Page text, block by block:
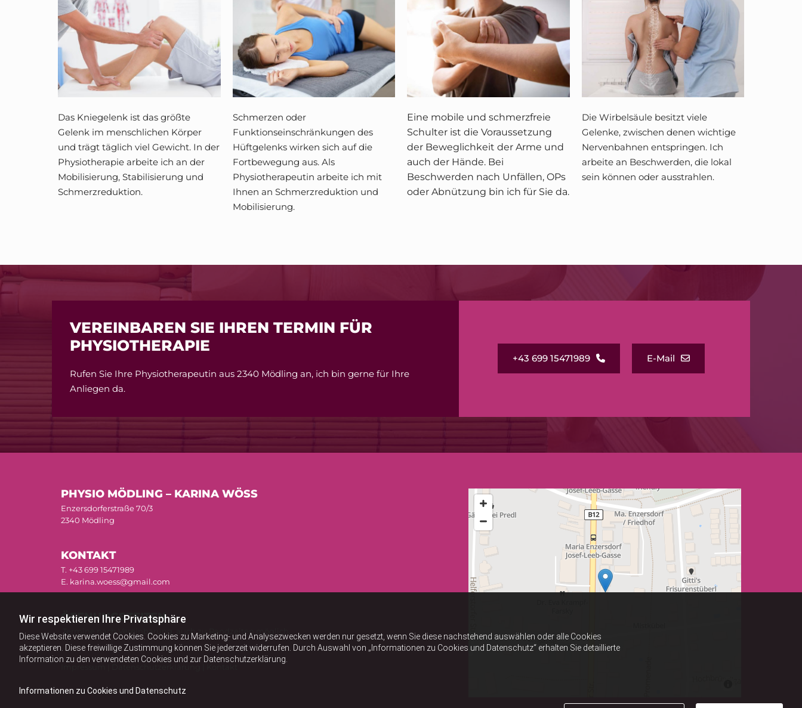
Wir respektieren Ihre Privatsphäre
Diese Website verwendet Cookies. Cookies zu Marketing- und Analysezwecken werden nur gesetzt, wenn Sie diese nachstehend auswählen oder alle Cookies
akzeptieren. Diese freiwillige Zustimmung können Sie jederzeit widerrufen. Durch Auswahl von „Informationen zu Cookies und Datenschutz“ erhalten Sie detaillierte
Information zu den verwendeten Cookies und zur Datenschutzerklärung.
Informationen zu Cookies und Datenschutz
Das Kniegelenk ist das größte
Gelenk im menschlichen Körper
und trägt täglich viel Gewicht. In der
Physiotherapie arbeite ich an der
Mobilisierung, Stabilisierung und
Schmerzreduktion.
Schmerzen oder
Funktionseinschränkungen des
Hüftgelenks wirken sich auf die
Fortbewegung aus. Als
Physiotherapeutin arbeite ich mit
Ihnen an Schmerzreduktion und
Mobilisierung.
Eine mobile und schmerzfreie
Schulter ist die Voraussetzung
der Beweglichkeit der Arme und
auch der Hände. Bei
Beschwerden nach Unfällen, OPs
oder Abnützung bin ich für Sie da.
Die Wirbelsäule besitzt viele
Gelenke, zwischen denen wichtige
Nervenbahnen entspringen. Ich
arbeite an Beschwerden, die lokal
sein können oder ausstrahlen.
VEREINBAREN SIE IHREN TERMIN FÜR
PHYSIOTHERAPIE
Rufen Sie Ihre Physiotherapeutin aus 2340 Mödling an, ich bin gerne für Ihre
Anliegen da.
+43 699 15471989 E-Mail
PHYSIO MÖDLING – KARINA WÖSS
Enzersdorferstraße 70/3
2340 Mödling
KONTAKT
T. +43 699 15471989
E. karina.woess@gmail.com
ÖFFNUNGSZEITEN
Termine nach Vereinbarung, auch zu Randzeiten möglich.